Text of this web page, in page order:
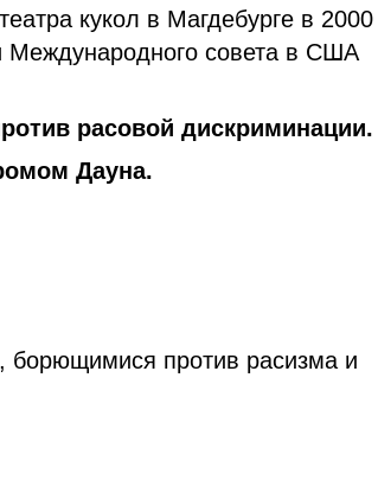
кукол в Магдебурге в 2000
Международного совета в США
расовой дискриминации.
Дауна.
борющимися против расизма и